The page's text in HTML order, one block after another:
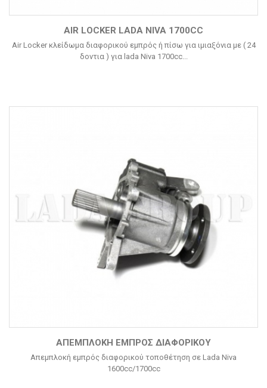
AIR LOCKER LADA NIVA 1700CC
Air Locker κλείδωμα διαφορικού εμπρός ή πίσω για ιμιαξόνια με ( 24
δοντια ) για lada Niva 1700cc...
ΑΠΕΜΠΛΟΚΉ ΕΜΠΡΌΣ ΔΙΑΦΟΡΙΚΟΎ
Απεμπλοκή εμπρός διαφορικού τοποθέτηση σε Lada Niva
1600cc/1700cc